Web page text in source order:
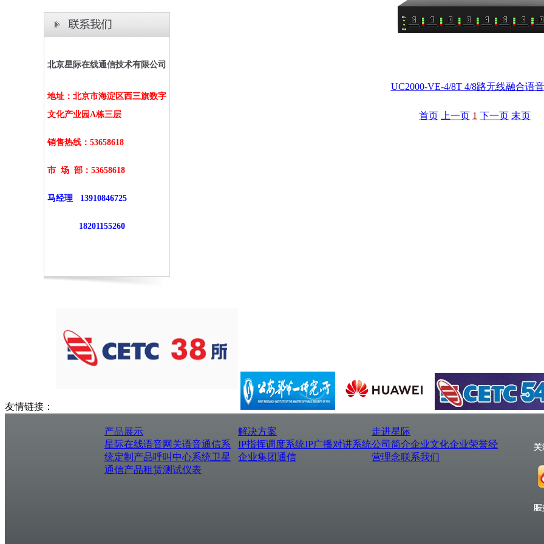
北京星际在线通信技术有限公司
地址：北京市海淀区西三旗数字
文化产业园A栋三层
销售热线：53658618
市 场 部： 53658618
马经理 13910846725
18201155260
UC2000-VE-4/8T 4/8路无线融合语
首页 上一页 1 下一页 末页
友情链接：
产品展示
星际在线语音网关语音通信系
统定制产品呼叫中心系统卫星
通信产品租赁测试仪表
解决方案
IP指挥调度系统IP广播对讲系统
企业集团通信
走进星际
公司简介企业文化企业荣誉经
营理念联系我们